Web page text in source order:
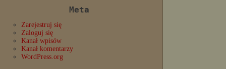
Meta
Zarejestruj się
Zaloguj się
Kanał wpisów
Kanał komentarzy
WordPress.org